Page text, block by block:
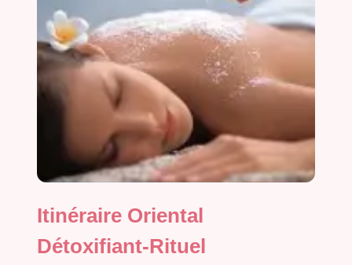
Itinéraire Oriental
Détoxifiant-Rituel